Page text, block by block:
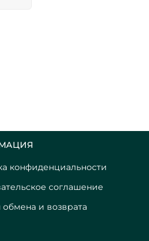
конфиденциальности
соглашение
обмена и возврата